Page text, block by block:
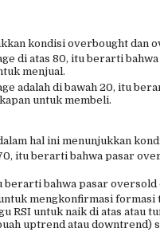
kondisi overbought dan
di atas 80, itu berarti
menjual.
adalah di bawah 20, itu
untuk membeli.
hal ini menunjukkan
itu berarti bahwa pasar
berarti bahwa pasar
mengkonfirmasi
RSI untuk naik di atas atau
uptrend atau downtrend)